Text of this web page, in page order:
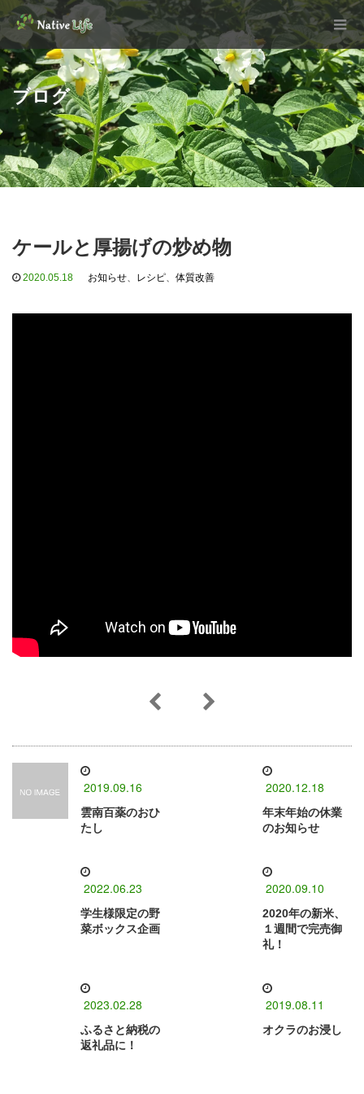
ブログ
ケールと厚揚げの炒め物
2020.05.18 お知らせ、 レシピ、 体質改善
2019.09.16
雲南百薬のおひ
たし
2020.12.18
年末年始の休業
のお知らせ
2022.06.23
学生様限定の野
菜ボックス企画
2020.09.10
2020年の新米、
１週間で完売御
礼！
2023.02.28
ふるさと納税の
返礼品に！
2019.08.11
オクラのお浸し